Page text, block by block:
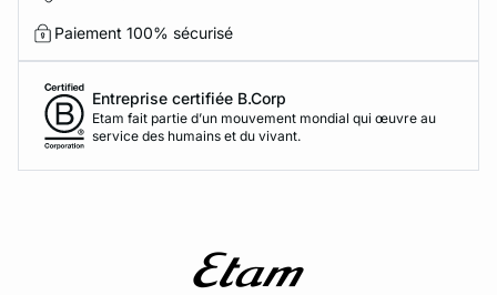
Paiement 100% sécurisé
Entreprise certifiée B.Corp
Etam fait partie d’un mouvement mondial qui œuvre au
service des humains et du vivant.